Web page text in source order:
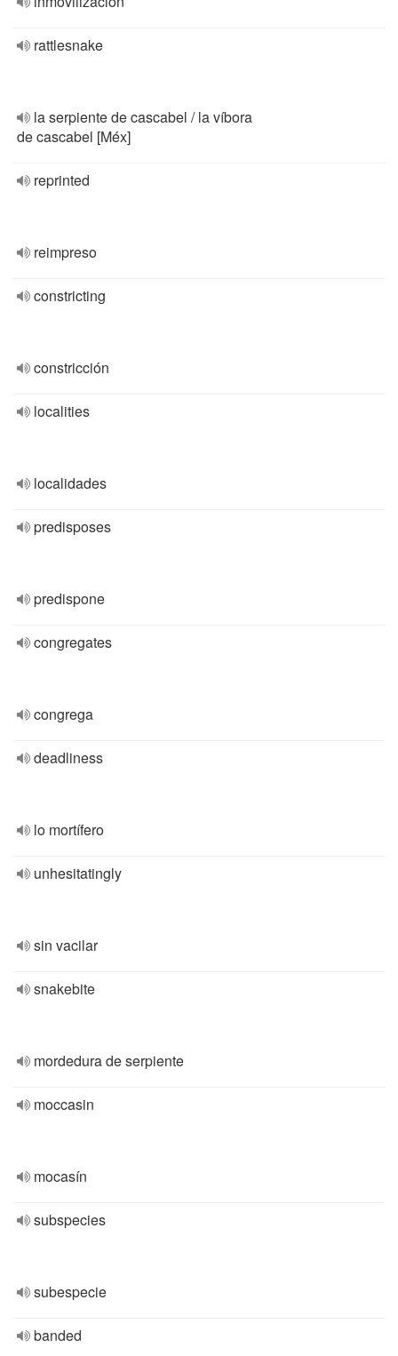
rattlesnake
la serpiente de cascabel / la víbora
de cascabel [Méx]
reprinted
reimpreso
constricting
constricción
localities
localidades
predisposes
predispone
congregates
congrega
deadliness
lo mortífero
unhesitatingly
sin vacilar
snakebite
mordedura de serpiente
moccasin
mocasín
subspecies
subespecie
banded